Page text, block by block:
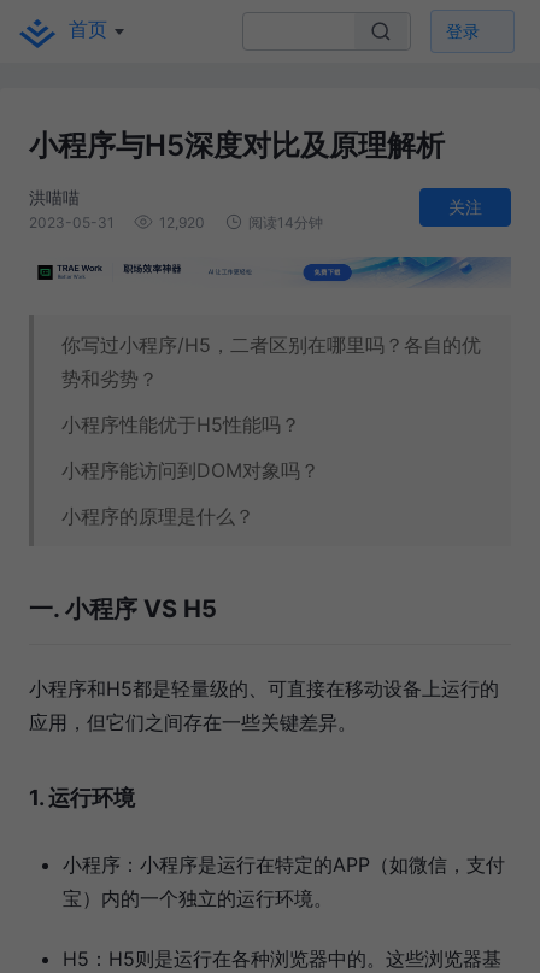
首页 登录
小程序与H5深度对比及原理解析
洪喵喵
2023-05-31 12,920 阅读14分钟
关注
你写过小程序/H5，二者区别在哪里吗？各自的优
势和劣势？
小程序性能优于H5性能吗？
小程序能访问到DOM对象吗？
小程序的原理是什么？
一. 小程序 VS H5
小程序和H5都是轻量级的、可直接在移动设备上运行的
应用，但它们之间存在一些关键差异。
1. 运行环境
小程序：小程序是运行在特定的APP（如微信，支付
宝）内的一个独立的运行环境。
H5：H5则是运行在各种浏览器中的。这些浏览器基